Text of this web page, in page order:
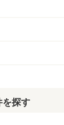
を探す